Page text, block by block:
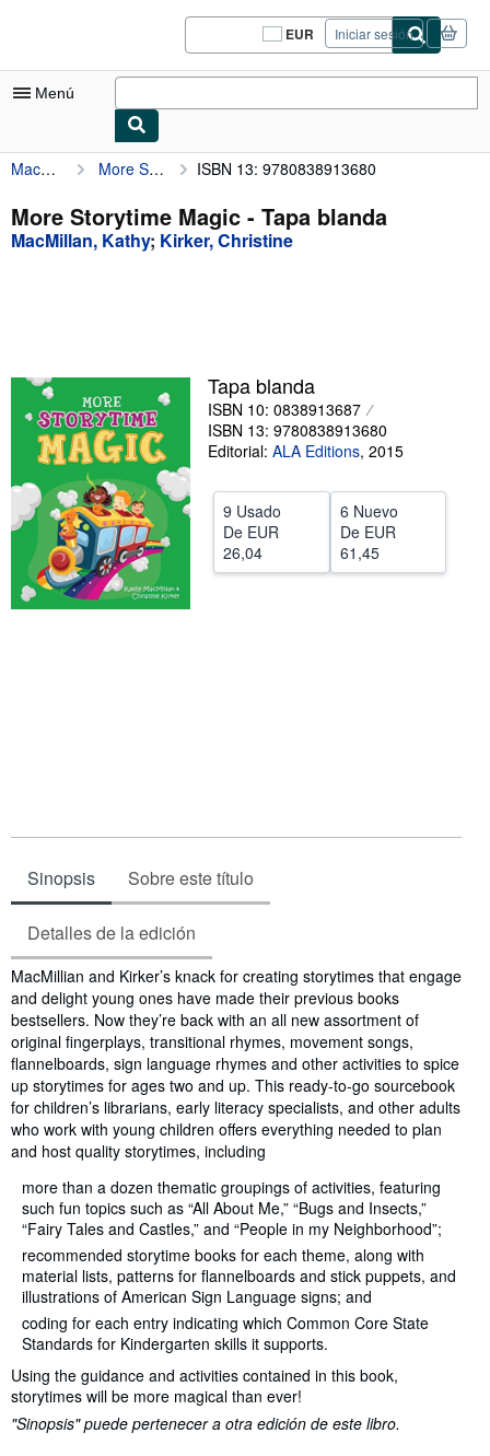
Pasar al contenido principal
EUR
Preferencias
de
del
Iniciar sesión
Menú
Mi cuenta
Consultar mis pedidos
Cerrar sesión
Arte y coleccionismo
Vendedores
Comenzar a vender
Ayuda
CERRAR
MacMillan, Kathy More Storytime Magic ISBN 13: 9780838913680
More Storytime Magic - Tapa blanda
MacMillan, Kathy; Kirker, Christine
Tapa blanda
ISBN 10: 0838913687
ISBN 13: 9780838913680
Editorial: ALA Editions, 2015
9 Usado
De EUR
26,04
6 Nuevo
De EUR
61,45
Sinopsis Sobre este título
Detalles de la edición
Sinopsis
MacMillian and Kirker’s knack for creating storytimes that engage
and delight young ones have made their previous books
bestsellers. Now they’re back with an all new assortment of
original fingerplays, transitional rhymes, movement songs,
flannelboards, sign language rhymes and other activities to spice
up storytimes for ages two and up. This ready-to-go sourcebook
for children’s librarians, early literacy specialists, and other adults
who work with young children offers everything needed to plan
and host quality storytimes, including
more than a dozen thematic groupings of activities, featuring
such fun topics such as “All About Me,” “Bugs and Insects,”
“Fairy Tales and Castles,” and “People in my Neighborhood”;
recommended storytime books for each theme, along with
material lists, patterns for flannelboards and stick puppets, and
illustrations of American Sign Language signs; and
coding for each entry indicating which Common Core State
Standards for Kindergarten skills it supports.
Using the guidance and activities contained in this book,
storytimes will be more magical than ever!
"Sinopsis" puede pertenecer a otra edición de este libro.